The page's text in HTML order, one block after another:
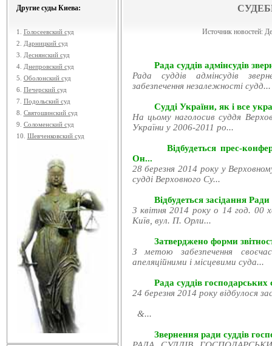
Другие суды Киева:
1. Голосеевский суд
2.
Дарницкий суд
3.
Деснянский суд
4. Днепровский суд
5. Оболонский суд
6. Печерский суд
7. Подольский суд
8. Святошинский суд
9. Соломенский суд
10. Шевченковский суд
Источник новостей:
Рада суддів адмінсудів
Рада суддів адмінсудів
забезпечення незалежності судд...
Судді України, як і все
На цьому наголосив суддя
України у 2006-2011 ро...
Відбудеться прес-
Он...
28 березня 2014 року у
судді Верховного Су...
Відбудеться засідання
3 квітня 2014 року о 14 год. 00
Київ, вул. П. Орли...
Затверджено форми
З метою забезпечення
апеляційними і місцевими суда...
Рада суддів господарських
24 березня 2014 року відбулося
&...
Звернення ради суддів